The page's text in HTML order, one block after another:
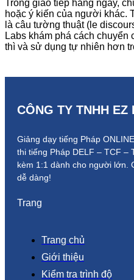
Trong giao tiếp hằng ngày,
hoặc ý kiến của người khác.
là câu tường thuật (le
Labs khám phá cách chuyển
thì và sử dụng tự nhiên hơn
CÔNG TY TNHH
Giảng dạy tiếng Pháp
thi tiếng Pháp DELF – TCF –
kèm 1:1 dành cho người lớn.
dễ dàng!
Trang
Trang chủ
Giới thiệu
Kiểm tra trình độ